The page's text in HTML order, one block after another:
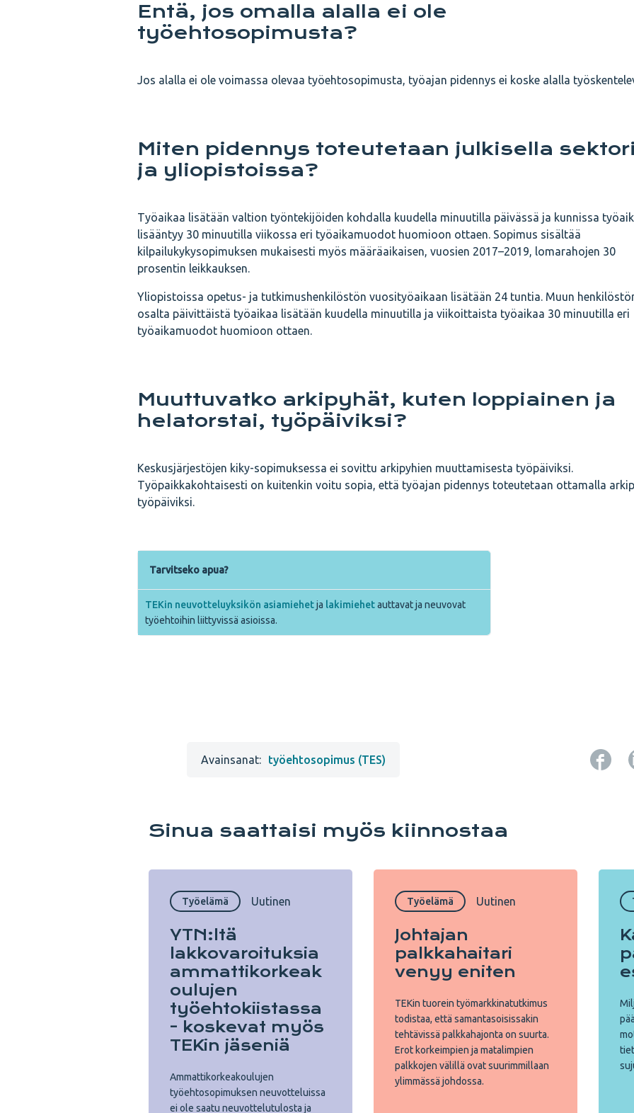
Entä, jos omalla alalla ei ole
työehtosopimusta?
Jos alalla ei ole voimassa olevaa työehtosopimusta, työajan pidennys ei koske alalla
Miten pidennys toteutetaan julkisella
ja yliopistoissa?
Työaikaa lisätään valtion työntekijöiden kohdalla kuudella minuutilla päivässä ja kunnissa
lisääntyy 30 minuutilla viikossa eri työaikamuodot huomioon ottaen. Sopimus sisältää
kilpailukykysopimuksen mukaisesti myös määräaikaisen, vuosien 2017–2019, lomarahojen 30
prosentin leikkauksen.
Yliopistoissa opetus- ja tutkimushenkilöstön vuosityöaikaan lisätään 24 tuntia. Muun
osalta päivittäistä työaikaa lisätään kuudella minuutilla ja viikoittaista työaikaa 30 minuutilla eri
työaikamuodot huomioon ottaen.
Muuttuvatko arkipyhät, kuten loppiainen ja
helatorstai, työpäiviksi?
Keskusjärjestöjen kiky-sopimuksessa ei sovittu arkipyhien muuttamisesta työpäiviksi.
Työpaikkakohtaisesti on kuitenkin voitu sopia, että työajan pidennys toteutetaan ottamalla
työpäiviksi.
Tarvitseko apua?
TEKin neuvotteluyksikön asiamiehetja lakimiehetauttavat ja neuvovat
työehtoihin liittyvissä asioissa.
Avainsanat: työehtosopimus (TES)
Sinua saattaisi myös kiinnostaa
Työelämä Uutinen
YTN:ltä
lakkovaroituksia
ammattikorkeak
oulujen
työehtokiistassa
- koskevat myös
TEKin jäseniä
Ammattikorkeakoulujen
työehtosopimuksen neuvotteluissa
ei ole saatu neuvottelutulosta ja
Työelämä Uutinen
Johtajan
palkkahaitari
venyy eniten
TEKin tuorein työmarkkinatutkimus
todistaa, että samantasoisissakin
tehtävissä palkkahajonta on suurta.
Erot korkeimpien ja matalimpien
palkkojen välillä ovat suurimmillaan
ylimmässä johdossa.